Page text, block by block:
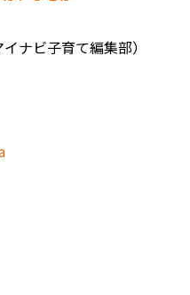
ナビ子育て編集部）